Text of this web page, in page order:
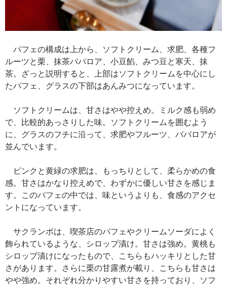
パフェの構成は上から、ソフトクリーム、求肥、各種フ
ルーツと栗、抹茶ババロア、小豆餡、みつ豆と寒天、抹
茶。ざっと説明すると、上部はソフトクリームを中心にし
たパフェ、グラスの下部はあんみつになっています。
ソフトクリームは、甘さはやや控えめ。ミルク感も弱め
で、比較的あっさりした味。ソフトクリームを囲むよう
に、グラスのフチに沿って、求肥やフルーツ、ババロアが
並んでいます。
ピンクと黄緑の求肥は、もっちりとして、柔らかめの食
感。甘さはかなり控えめで、わずかに優しい甘さを感じま
す。このパフェの中では、味というよりも、食感のアクセ
ントになっています。
サクランボは、喫茶店のパフェやクリームソーダによく
飾られているような、シロップ漬け。甘さは強め。黄桃も
シロップ漬けになったもので、こちらもハッキリとした甘
さがあります。さらに栗の甘露煮が載り、こちらも甘さは
やや強め。それぞれ分かりやすい甘さを持っており、ソフ